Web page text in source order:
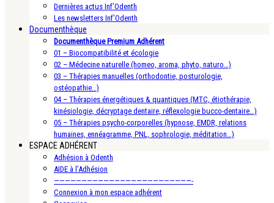
Dernières actus Inf’Odenth
Les newsletters Inf’Odenth
Documenthèque
Documenthèque Premium Adhérent
01 – Biocompatibilité et écologie
02 – Médecine naturelle (homeo, aroma, phyto, naturo…)
03 – Thérapies manuelles (orthodontie, posturologie,
ostéopathie…)
04 – Thérapies énergétiques & quantiques (MTC, étiothérapie,
kinésiologie, décryptage dentaire, réflexologie bucco-dentaire…)
05 – Thérapies psycho-corporelles (hypnose, EMDR, relations
humaines, ennéagramme, PNL, sophrologie, méditation…)
ESPACE ADHÉRENT
Adhésion à Odenth
AIDE à l’Adhésion
—————————————————————————-
Connexion à mon espace adhérent